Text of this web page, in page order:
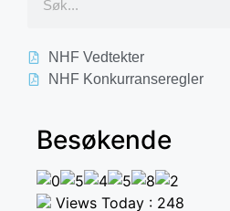
NHF Vedtekter
NHF Konkurranseregler
Besøkende
Views Today : 248